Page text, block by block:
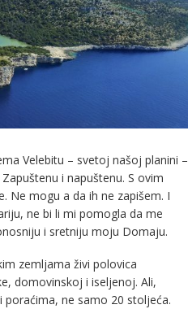
Velebitu – svetoj našoj planini –
i napuštenu. S ovim
Ne mogu a da ih ne zapišem. I
ne bi li mi pomogla da me
i sretniju moju Domaju.
zemljama živi polovica
domovinskoj i iseljenoj. Ali,
ne samo 20 stoljeća.